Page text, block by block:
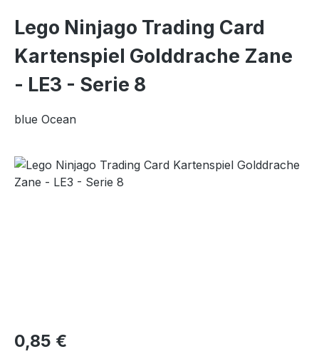
Lego Ninjago Trading Card
Kartenspiel Golddrache Zane
- LE3 - Serie 8
blue Ocean
Bildergalerie überspringen
Regulärer Preis:
0,85 €